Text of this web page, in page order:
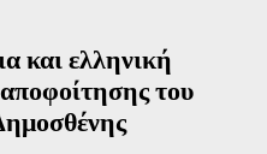
και ελληνική
του